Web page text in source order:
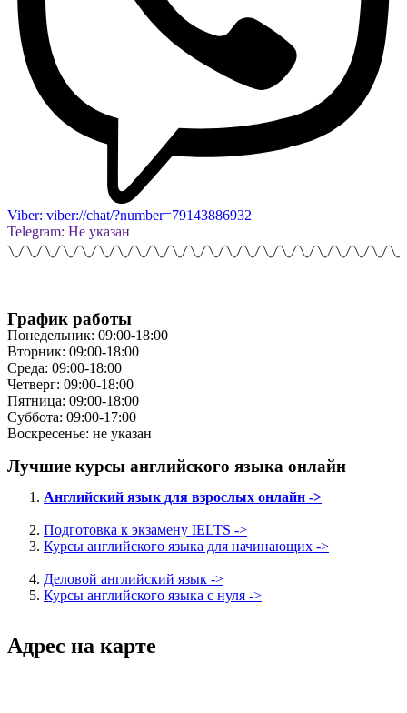
Viber: viber://chat/?number=79143886932
Telegram: Не указан
График работы
Понедельник: 09:00-18:00
Вторник: 09:00-18:00
Среда: 09:00-18:00
Четверг: 09:00-18:00
Пятница: 09:00-18:00
Суббота: 09:00-17:00
Воскресенье: не указан
Лучшие курсы английского языка онлайн
Английский язык для взрослых онлайн ->
Подготовка к экзамену IELTS ->
Курсы английского языка для начинающих ->
Деловой английский язык ->
Курсы английского языка с нуля ->
Адрес на карте